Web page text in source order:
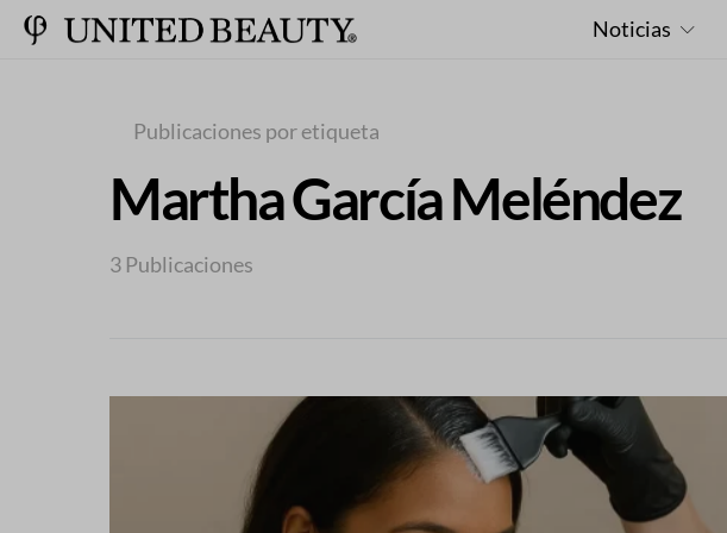
Noticias
Publicaciones por etiqueta
Martha García Meléndez
3 Publicaciones